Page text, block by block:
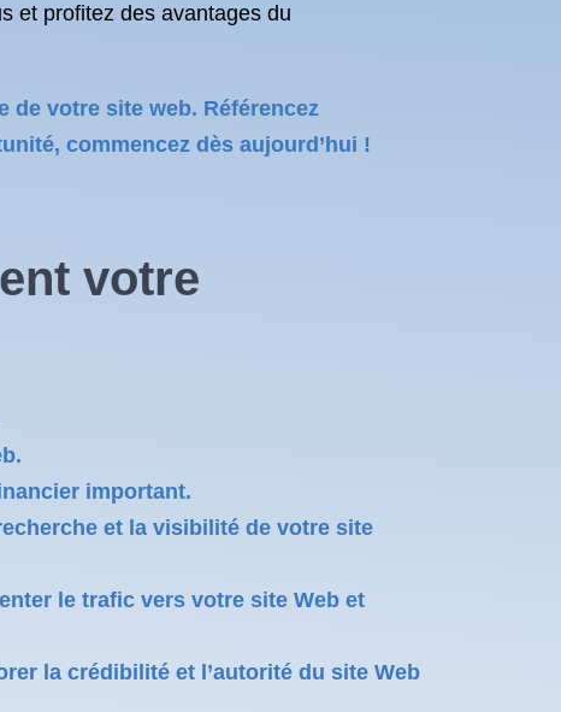
et profitez des avantages du
de votre site web. Référencez
commencez dès aujourd’hui !
votre
important.
et la visibilité de votre site
le trafic vers votre site Web et
la crédibilité et l’autorité du site Web